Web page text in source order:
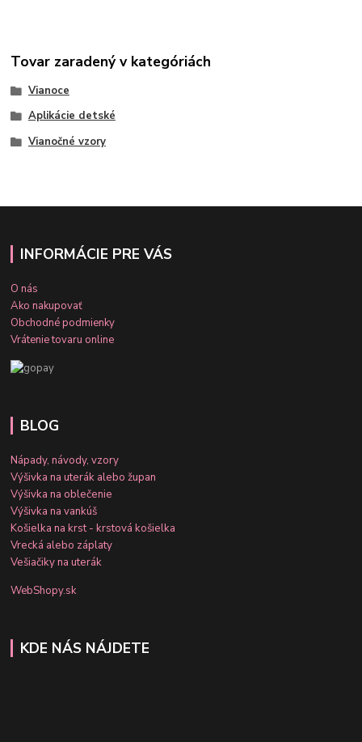
Tovar zaradený v kategóriách
Vianoce
Aplikácie detské
Vianočné vzory
INFORMÁCIE PRE VÁS
O nás
Ako nakupovať
Obchodné podmienky
Vrátenie tovaru online
BLOG
Nápady, návody, vzory
Výšivka na uterák alebo župan
Výšivka na oblečenie
Výšivka na vankúš
Košielka na krst - krstová košielka
Vrecká alebo záplaty
Vešiačiky na uterák
WebShopy.sk
KDE NÁS NÁJDETE